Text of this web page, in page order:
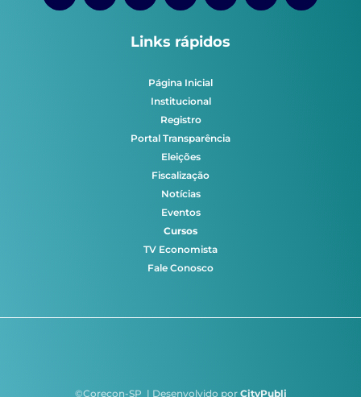
Links rápidos
Página Inicial
Institucional
Registro
Portal Transparência
Eleições
Fiscalização
Notícias
Eventos
Cursos
TV Economista
Fale Conosco
©Corecon-SP | Desenvolvido por CityPubli